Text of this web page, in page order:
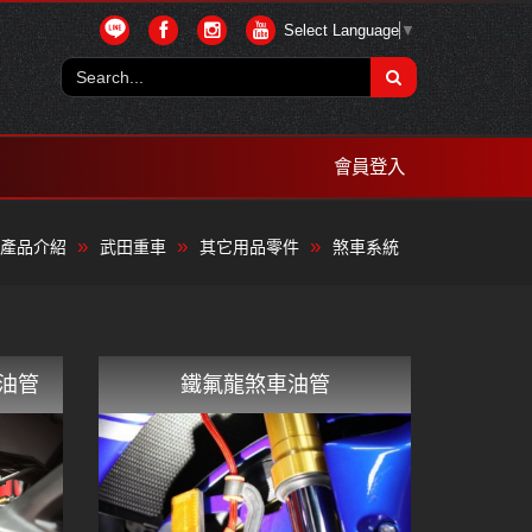
Select Language ▼
會員登入
產品介紹 武田重車 其它用品零件 煞車系統
管 鐵氟龍煞車油管